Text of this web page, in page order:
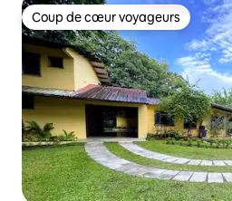
Coup de cœur voyageurs
Coup de cœur voyageurs